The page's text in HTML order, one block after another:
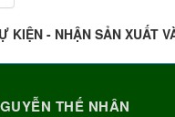
- NHẬN SẢN XUẤT
THẾ NHÂN